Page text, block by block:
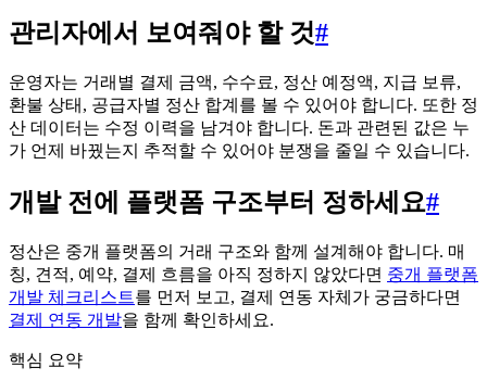
관리자에서 보여줘야 할 것#
운영자는 거래별 결제 금액, 수수료, 정산 예정액, 지급 보류,
환불 상태, 공급자별 정산 합계를 볼 수 있어야 합니다. 또한 정
산 데이터는 수정 이력을 남겨야 합니다. 돈과 관련된 값은 누
가 언제 바꿨는지 추적할 수 있어야 분쟁을 줄일 수 있습니다.
개발 전에 플랫폼 구조부터 정하세요#
정산은 중개 플랫폼의 거래 구조와 함께 설계해야 합니다. 매
칭, 견적, 예약, 결제 흐름을 아직 정하지 않았다면 중개 플랫폼
개발 체크리스트를 먼저 보고, 결제 연동 자체가 궁금하다면
결제 연동 개발을 함께 확인하세요.
핵심 요약